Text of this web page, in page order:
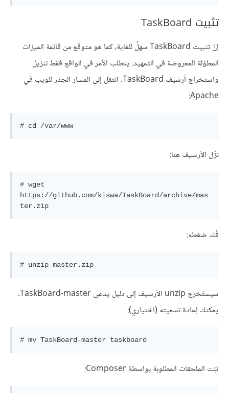
تثبيت TaskBoard
إنّ تثبيت TaskBoard سهلٌ للغاية، كما هو متوقع من قائمة الميزات
المطوّلة المعروضة في التمهيد. يتطلب الأمر في الواقع فقط تنزيل
واستخراج أرشيف TaskBoard. انتقل إلى المسار الجذر للويب في
Apache:
# cd /var/www
نزّل الأرشيف هنا:
# wget
https://github.com/kiswa/TaskBoard/archive/mas
فُك ضغطه:
سيستَخرج unzip الأرشيف إلى دليل يدعى TaskBoard-master.
يمكنك إعادة تسميته (اختياري):
ثبّت الملحقات المطلوبة بواسطة Composer: